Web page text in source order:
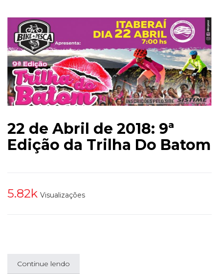
22 de Abril de 2018: 9ª
Edição da Trilha Do Batom
5.82k Visualizações
Continue lendo